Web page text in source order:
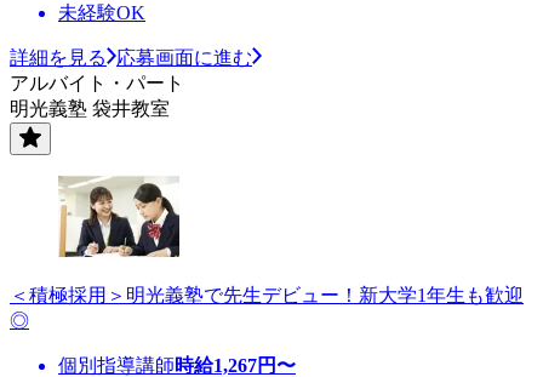
未経験OK
詳細を見る
応募画面に進む
アルバイト・パート
明光義塾 袋井教室
＜積極採用＞明光義塾で先生デビュー！新大学1年生も歓迎
◎
個別指導講師時給1,267円〜